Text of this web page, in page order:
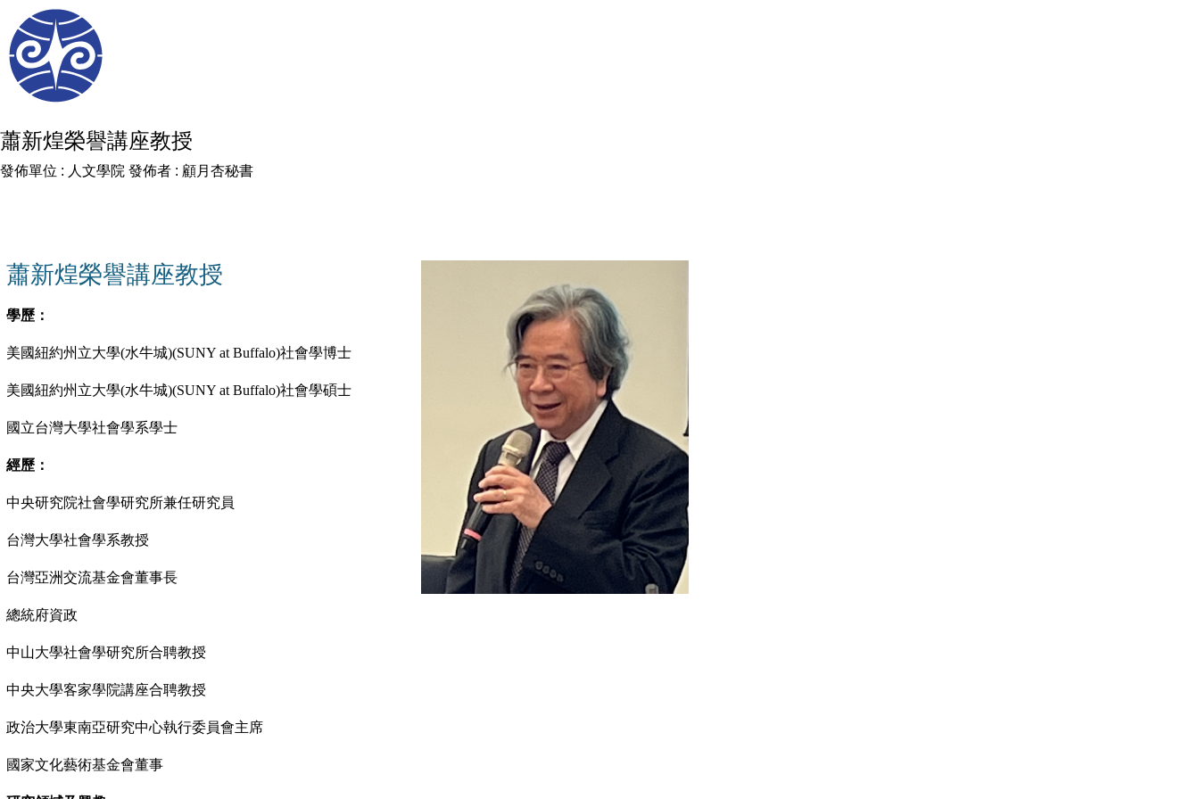
蕭新煌榮譽講座教授
發佈單位 : 人文學院 發佈者 : 顧月杏秘書
蕭新煌榮譽講座教授
學歷：
美國紐約州立大學(水牛城)(SUNY at Buffalo)社會學博士
美國紐約州立大學(水牛城)(SUNY at Buffalo)社會學碩士
國立台灣大學社會學系學士
經歷：
中央研究院社會學研究所兼任研究員
台灣大學社會學系教授
台灣亞洲交流基金會董事長
總統府資政
中山大學社會學研究所合聘教授
中央大學客家學院講座合聘教授
政治大學東南亞研究中心執行委員會主席
國家文化藝術基金會董事